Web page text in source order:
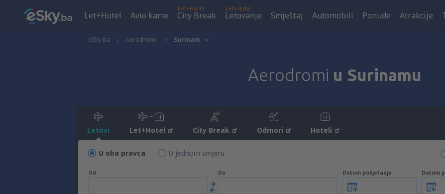
Let+Hotel Avio karte
Let+Hotel
City Break
Let+Hotel
Letovanje Smještaj Automobili Ponude Atrakcije
eSky.ba Aerodromi Surinam
Aerodromi u Surinamu
Letovi Let+Hotel City Break Odmori Hoteli
U oba pravca U jednom smjeru
Od Do Datum polijetanja Datum